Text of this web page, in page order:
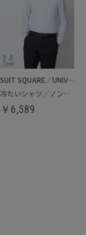
SUIT SQUARE／UNIVERSAL LANGUAGE
冷たいシャツ／ノンアイロンジャージードレスシャツ
￥ 6,589